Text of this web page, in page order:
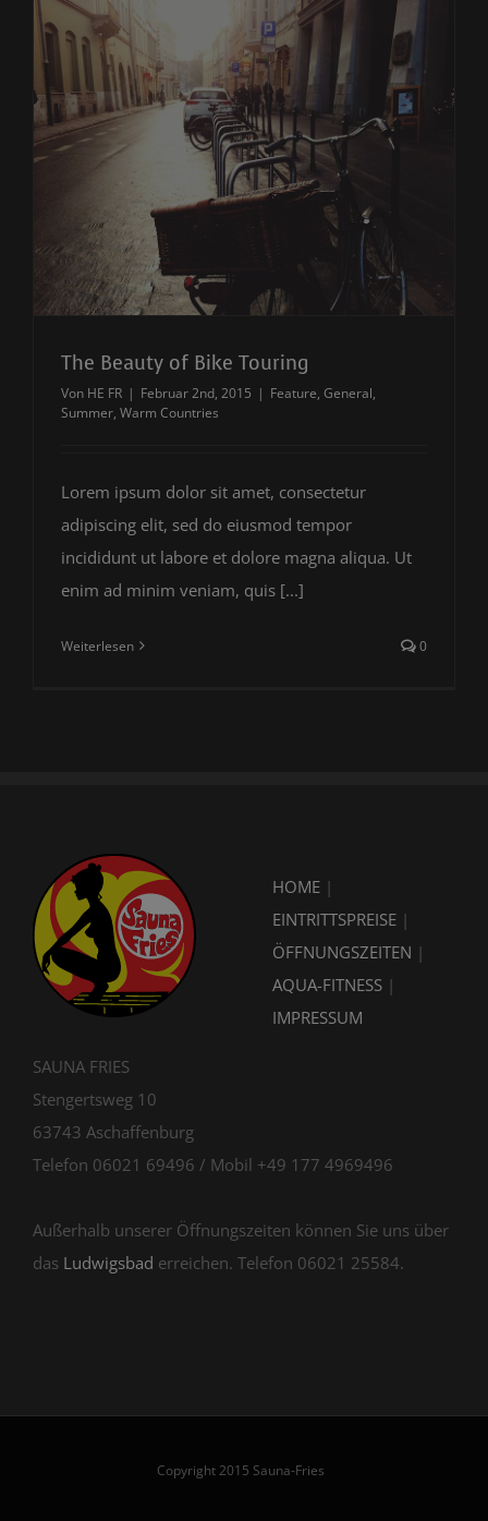
The Beauty of Bike Touring
Von HE FR | Februar 2nd, 2015 | Feature, General,
Summer, Warm Countries
Lorem ipsum dolor sit amet, consectetur
adipiscing elit, sed do eiusmod tempor
incididunt ut labore et dolore magna aliqua. Ut
enim ad minim veniam, quis [...]
Weiterlesen 0
HOME |
EINTRITTSPREISE |
ÖFFNUNGSZEITEN |
AQUA-FITNESS |
IMPRESSUM
SAUNA FRIES
Stengertsweg 10
63743 Aschaffenburg
Telefon 06021 69496 / Mobil +49 177 4969496
Außerhalb unserer Öffnungszeiten können Sie uns über
das Ludwigsbad erreichen. Telefon 06021 25584.
Copyright 2015 Sauna-Fries